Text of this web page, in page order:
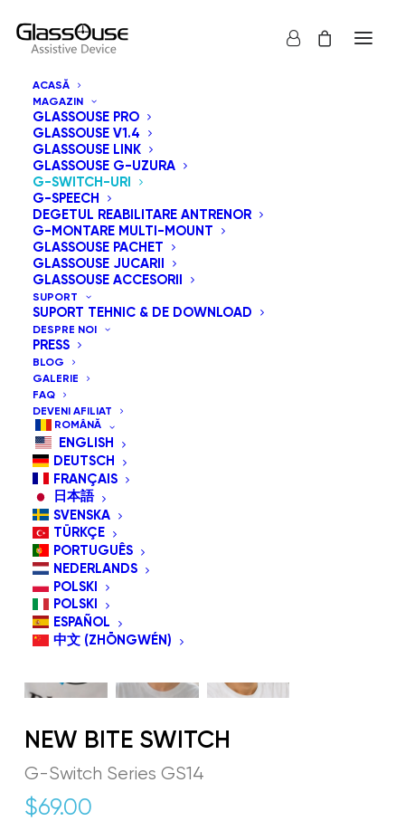
ACASĂ
MAGAZIN
GLASSOUSE PRO
GLASSOUSE V1.4
GLASSOUSE LINK
GLASSOUSE G-UZURA
G-SWITCH-URI
G-SPEECH
DEGETUL REABILITARE ANTRENOR
G-MONTARE MULTI-MOUNT
GLASSOUSE PACHET
GLASSOUSE JUCARII
GLASSOUSE ACCESORII
SUPORT
SUPORT TEHNIC & DE DOWNLOAD
DESPRE NOI
PRESS
BLOG
GALERIE
FAQ
DEVENI AFILIAT
ROMÂNĂ
ENGLISH
DEUTSCH
FRANÇAIS
日本語
SVENSKA
TÜRKÇE
PORTUGUÊS
NEDERLANDS
POLSKI
POLSKI
ESPAÑOL
中文 (ZHŌNGWÉN)
NEW BITE SWITCH
G-Switch Series GS14
$69.00